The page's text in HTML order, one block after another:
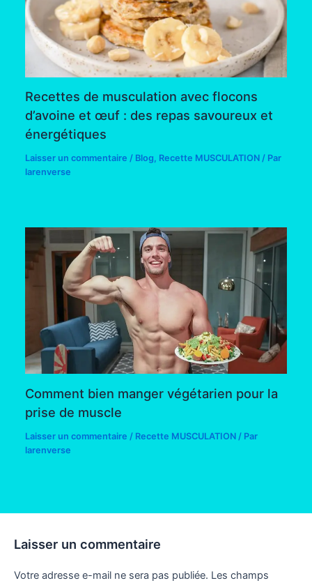
Recettes de musculation avec flocons
d’avoine et œuf : des repas savoureux et
énergétiques
Laisser un commentaire / Blog, Recette MUSCULATION / Par
larenverse
Comment bien manger végétarien pour la
prise de muscle
Laisser un commentaire / Recette MUSCULATION / Par
larenverse
Laisser un commentaire
Votre adresse e-mail ne sera pas publiée. Les champs